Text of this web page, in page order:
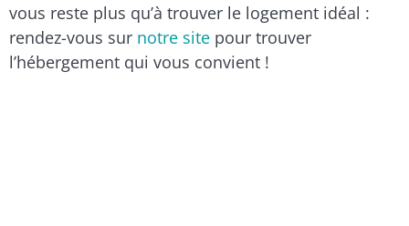
vous reste plus qu’à trouver le logement idéal :
rendez-vous sur notre site pour trouver
l’hébergement qui vous convient !